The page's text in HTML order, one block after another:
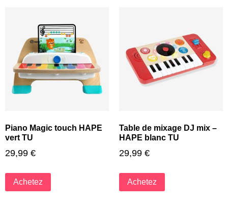
Piano Magic touch HAPE
vert TU
29,99 €
Achetez
Table de mixage DJ mix –
HAPE blanc TU
29,99 €
Achetez